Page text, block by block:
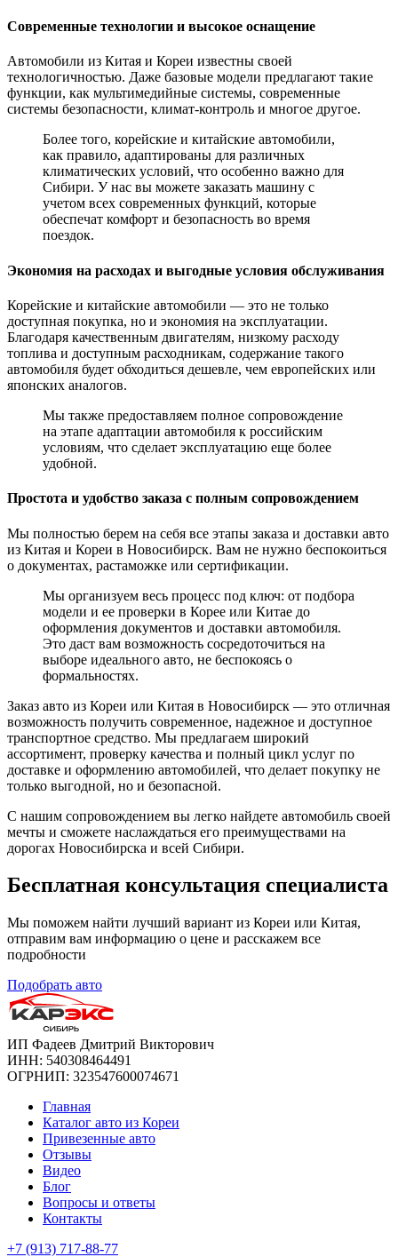
Современные технологии и высокое оснащение
Автомобили из Китая и Кореи известны своей
технологичностью. Даже базовые модели предлагают такие
функции, как мультимедийные системы, современные
системы безопасности, климат-контроль и многое другое.
Более того, корейские и китайские автомобили,
как правило, адаптированы для различных
климатических условий, что особенно важно для
Сибири. У нас вы можете заказать машину с
учетом всех современных функций, которые
обеспечат комфорт и безопасность во время
поездок.
Экономия на расходах и выгодные условия обслуживания
Корейские и китайские автомобили — это не только
доступная покупка, но и экономия на эксплуатации.
Благодаря качественным двигателям, низкому расходу
топлива и доступным расходникам, содержание такого
автомобиля будет обходиться дешевле, чем европейских или
японских аналогов.
Мы также предоставляем полное сопровождение
на этапе адаптации автомобиля к российским
условиям, что сделает эксплуатацию еще более
удобной.
Простота и удобство заказа с полным сопровождением
Мы полностью берем на себя все этапы заказа и доставки авто
из Китая и Кореи в Новосибирск. Вам не нужно беспокоиться
о документах, растаможке или сертификации.
Мы организуем весь процесс под ключ: от подбора
модели и ее проверки в Корее или Китае до
оформления документов и доставки автомобиля.
Это даст вам возможность сосредоточиться на
выборе идеального авто, не беспокоясь о
формальностях.
Заказ авто из Кореи или Китая в Новосибирск — это отличная
возможность получить современное, надежное и доступное
транспортное средство. Мы предлагаем широкий
ассортимент, проверку качества и полный цикл услуг по
доставке и оформлению автомобилей, что делает покупку не
только выгодной, но и безопасной.
С нашим сопровождением вы легко найдете автомобиль своей
мечты и сможете наслаждаться его преимуществами на
дорогах Новосибирска и всей Сибири.
Бесплатная консультация специалиста
Мы поможем найти лучший вариант из Кореи или Китая,
отправим вам информацию о цене и расскажем все
подробности
Подобрать авто
ИП Фадеев Дмитрий Викторович
ИНН: 540308464491
ОГРНИП: 323547600074671
Главная
Каталог авто из Кореи
Привезенные авто
Отзывы
Видео
Блог
Вопросы и ответы
Контакты
+7 (913) 717-88-77